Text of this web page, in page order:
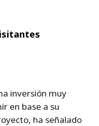
inversión muy
en base a su
ha señalado